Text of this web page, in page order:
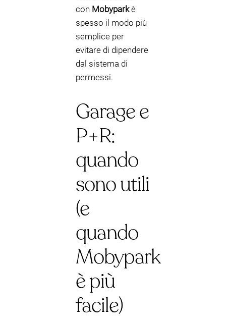
con Mobyparkè
spesso il modo più
semplice per
evitare di dipendere
dal sistema di
permessi.
Garage e
P+R:
quando
sono utili
(e
quando
Mobypark
è più
facile)